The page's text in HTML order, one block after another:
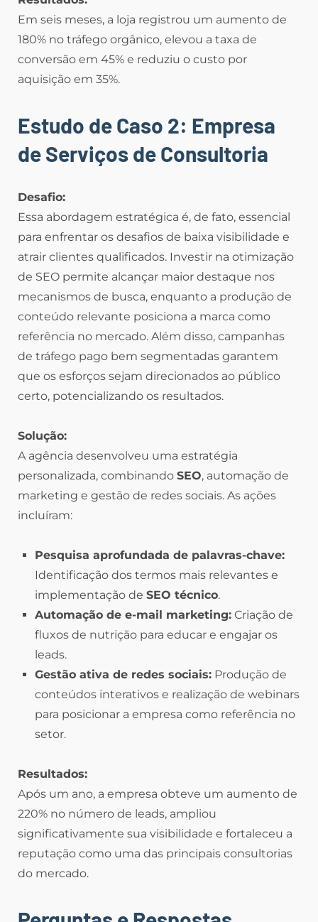
Em seis meses, a loja registrou um aumento de
180% no tráfego orgânico, elevou a taxa de
conversão em 45% e reduziu o custo por
aquisição em 35%.
Estudo de Caso 2: Empresa
de Serviços de Consultoria
Desafio:
Essa abordagem estratégica é, de fato, essencial
para enfrentar os desafios de baixa visibilidade e
atrair clientes qualificados. Investir na otimização
de SEO permite alcançar maior destaque nos
mecanismos de busca, enquanto a produção de
conteúdo relevante posiciona a marca como
referência no mercado. Além disso, campanhas
de tráfego pago bem segmentadas garantem
que os esforços sejam direcionados ao público
certo, potencializando os resultados.
Solução:
A agência desenvolveu uma estratégia
personalizada, combinando SEO, automação de
marketing e gestão de redes sociais. As ações
incluíram:
Pesquisa aprofundada de palavras-chave:
Identificação dos termos mais relevantes e
implementação de SEO técnico.
Automação de e-mail marketing: Criação de
fluxos de nutrição para educar e engajar os
leads.
Gestão ativa de redes sociais: Produção de
conteúdos interativos e realização de webinars
para posicionar a empresa como referência no
setor.
Resultados:
Após um ano, a empresa obteve um aumento de
220% no número de leads, ampliou
significativamente sua visibilidade e fortaleceu a
reputação como uma das principais consultorias
do mercado.